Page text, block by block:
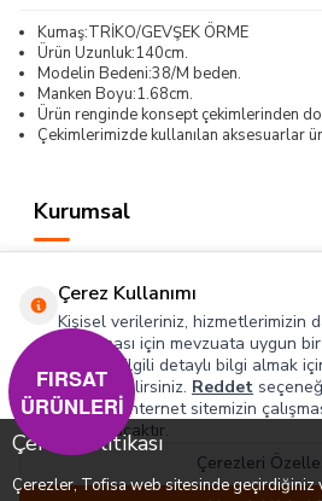
Çerez Politikası
Çerezler, Tofisa web sitesinde geçirdiğiniz
0
Kumaş:TRİKO/GEVŞEK ÖRME
Ürün Uzunluk:140cm.
Modelin Bedeni:38/M beden.
Manken Boyu:1.68cm.
Ürün renginde konsept çekimlerinden
Çekimlerimizde kullanılan aksesuarlar
Kurumsal
Hızlı Erişim
Sosyal
Adres & İletişim
Çerez Kullanımı
Kişisel verileriniz, hizmetlerimizin
sunulması için mevzuata uygun
Konuyla ilgili detaylı bilgi almak
inceleyebilirsiniz. Reddet
yalnızca internet sitemizin
kullanılacaktır.
Çerezleri
FIRSAT
ÜRÜNLERİ